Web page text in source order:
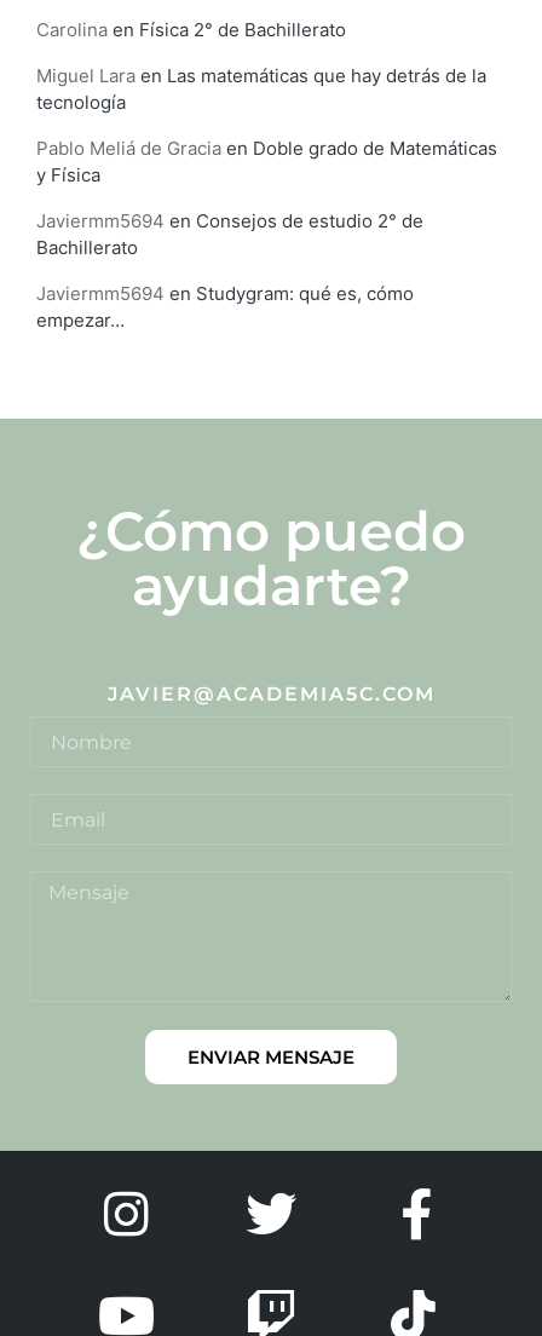
Carolina en Física 2° de Bachillerato
Miguel Lara en Las matemáticas que hay detrás de la
tecnología
Pablo Meliá de Gracia en Doble grado de Matemáticas
y Física
Javiermm5694 en Consejos de estudio 2° de
Bachillerato
Javiermm5694 en Studygram: qué es, cómo
empezar…
¿Cómo puedo
ayudarte?
JAVIER@ACADEMIA5C.COM
ENVIAR MENSAJE